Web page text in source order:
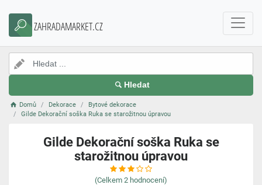
ZAHRADAMARKET.CZ
Hledat
Domů Dekorace
Bytové dekorace
Gilde Dekorační soška Ruka se starožitnou úpravou
Gilde Dekorační soška Ruka se
starožitnou úpravou
(Celkem 2 hodnocení)